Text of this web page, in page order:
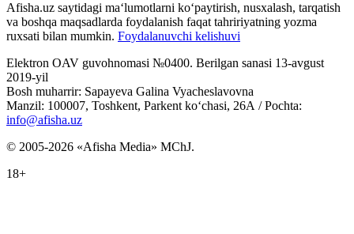
Afisha.uz saytidagi ma‘lumotlarni ko‘paytirish, nusxalash, tarqatish
va boshqa maqsadlarda foydalanish faqat tahririyatning yozma
ruxsati bilan mumkin. Foydalanuvchi kelishuvi
Elektron OAV guvohnomasi №0400. Berilgan sanasi 13-avgust
2019-yil
Bosh muharrir: Sapayeva Galina Vyacheslavovna
Manzil: 100007, Toshkent, Parkent ko‘chasi, 26А / Pochta:
info@afisha.uz
© 2005-2026 «Afisha Media» MChJ.
18+